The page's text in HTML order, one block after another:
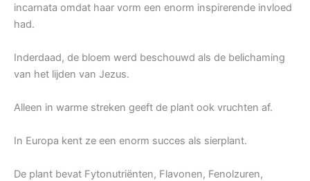
incarnata omdat haar vorm een enorm inspirerende invloed
had.
Inderdaad, de bloem werd beschouwd als de belichaming
van het lijden van Jezus.
Alleen in warme streken geeft de plant ook vruchten af.
In Europa kent ze een enorm succes als sierplant.
De plant bevat Fytonutriënten, Flavonen, Fenolzuren,